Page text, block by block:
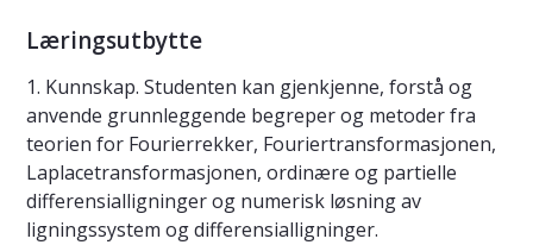
Læringsutbytte
1. Kunnskap. Studenten kan gjenkjenne, forstå og
anvende grunnleggende begreper og metoder fra
teorien for Fourierrekker, Fouriertransformasjonen,
Laplacetransformasjonen, ordinære og partielle
differensialligninger og numerisk løsning av
ligningssystem og differensialligninger.